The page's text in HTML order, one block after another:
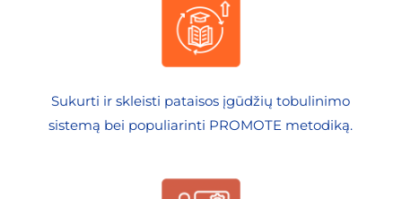
Sukurti ir skleisti pataisos įgūdžių tobulinimo
sistemą bei populiarinti PROMOTE metodiką.